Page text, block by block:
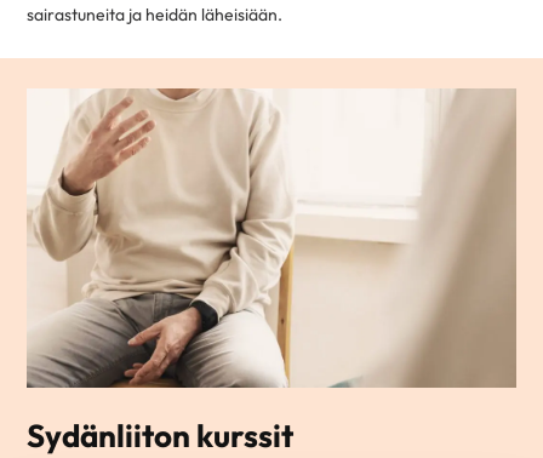
sairastuneita ja heidän läheisiään.
Sydänliiton kurssit